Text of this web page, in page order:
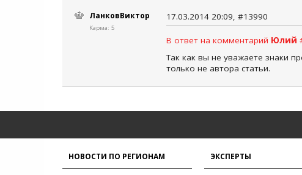
ЛанковВиктор
Карма: 5
17.03.2014 20:09, #13990
В ответ на комментарий Юлий
Так как вы не уважаете знаки
только не автора статьи.
НОВОСТИ ПО РЕГИОНАМ ЭКСПЕРТЫ